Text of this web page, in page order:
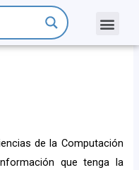
de la Computación
que tenga la